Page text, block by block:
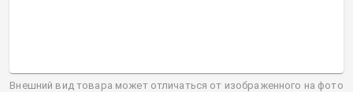
Внешний вид товара может отличаться от изображенного на фото